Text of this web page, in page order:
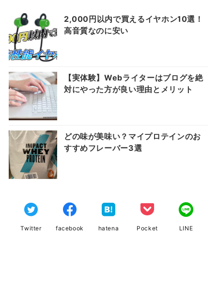
2,000円以内で買えるイヤホン10選！
高音質なのに安い
【実体験】Webライターはブログを絶
対にやった方が良い理由とメリット
どの味が美味い？マイプロテインのお
すすめフレーバー3選
Twitter facebook hatena Pocket LINE